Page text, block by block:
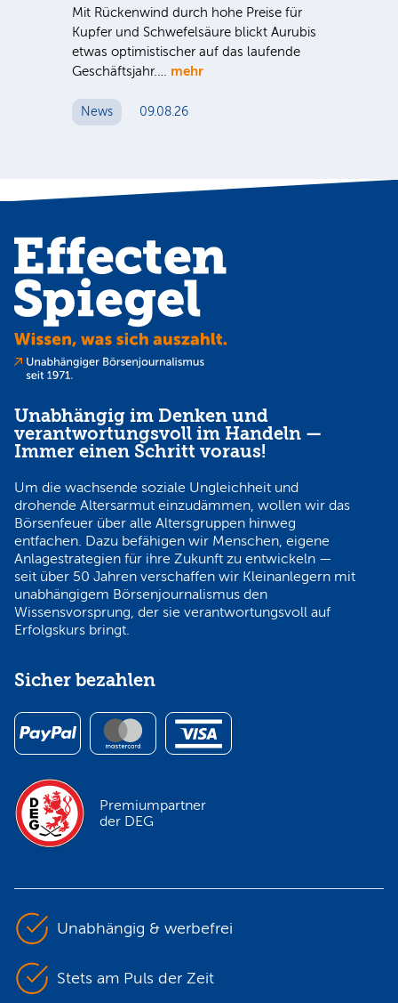
Mit Rückenwind durch hohe Preise für
Kupfer und Schwefelsäure blickt Aurubis
etwas optimistischer auf das laufende
Geschäftsjahr.… mehr
News 09.08.26
Unabhängig im Denken und
verantwortungsvoll im Handeln —
Immer einen Schritt voraus!
Um die wachsende soziale Ungleichheit und
drohende Altersarmut einzudämmen, wollen wir das
Börsenfeuer über alle Altersgruppen hinweg
entfachen. Dazu befähigen wir Menschen, eigene
Anlagestrategien für ihre Zukunft zu entwickeln —
seit über 50 Jahren verschaffen wir Kleinanlegern mit
unabhängigem Börsenjournalismus den
Wissensvorsprung, der sie verantwortungsvoll auf
Erfolgskurs bringt.
Sicher bezahlen
Premiumpartner
der DEG
Unabhängig & werbefrei
Stets am Puls der Zeit